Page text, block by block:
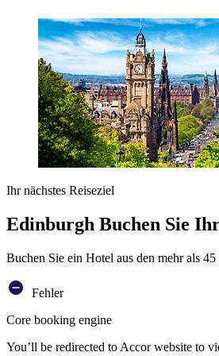
Ihr nächstes Reiseziel
Edinburgh Buchen Sie
Buchen Sie ein Hotel aus den mehr als
Fehler
Core booking engine
You’ll be redirected to Accor website to